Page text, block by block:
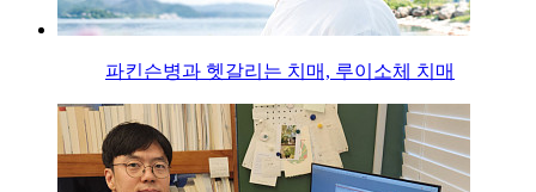
파킨슨병과 헷갈리는 치매, 루이소체 치매